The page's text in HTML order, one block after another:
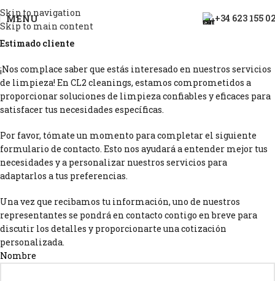
Skip to navigation
Skip to main content
MENU +34 623 155
Estimado cliente
¡Nos complace saber que estás interesado en nuestros servicios
de limpieza! En CL2 cleanings, estamos comprometidos a
proporcionar soluciones de limpieza confiables y eficaces para
satisfacer tus necesidades específicas.
Por favor, tómate un momento para completar el siguiente
formulario de contacto. Esto nos ayudará a entender mejor tus
necesidades y a personalizar nuestros servicios para
adaptarlos a tus preferencias.
Una vez que recibamos tu información, uno de nuestros
representantes se pondrá en contacto contigo en breve para
discutir los detalles y proporcionarte una cotización
personalizada.
Nombre